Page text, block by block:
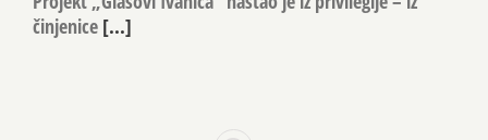
činjenice [...]